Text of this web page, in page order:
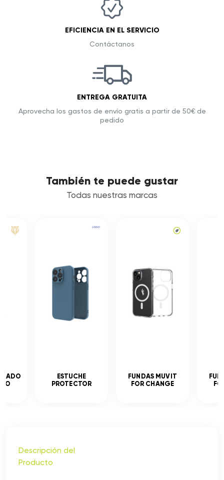
EFICIENCIA EN EL SERVICIO
Contáctanos
ENTREGA GRATUITA
Aprovecha los gastos de envío gratis a partir de 50€ de
pedido
También te puede gustar
Todas nuestras marcas
ESTUCHE
PROTECTOR
FUNDAS MUVIT
FOR CHANGE
Descripción del
Producto